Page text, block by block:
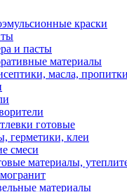
краски
и пасты
материалы
масла, пропитки
готовые
герметики, клеи
смеси
материалы,
материалы